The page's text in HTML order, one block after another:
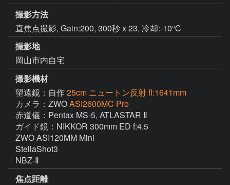
撮影方法
直焦点撮影, Gain:200, 300秒 x 23, 冷却:-10℃
撮影地
岡山市内自宅
撮影機材
望遠鏡：自作25cm ニュートン反射 fl:1641mm
カメラ：ZWOASI2600MC Pro
赤道儀：Pentax MS-5, ATLASTAR Ⅱ
ガイド鏡：NIKKOR 300mm ED f:4.5
ZWO ASI120MM Mini
StellaShot3
NBZ-Ⅱ
焦点距離